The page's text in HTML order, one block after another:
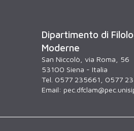
Dipartimento di
Moderne
San Niccolò, via Roma, 56
53100 Siena - Italia
Tel. 0577 235661, 0577
Email: